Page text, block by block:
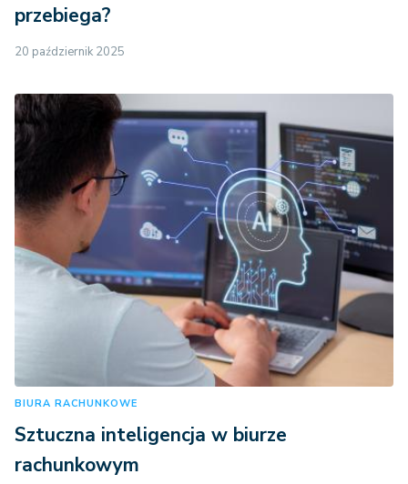
przebiega?
20 październik 2025
BIURA RACHUNKOWE
Sztuczna inteligencja w biurze
rachunkowym